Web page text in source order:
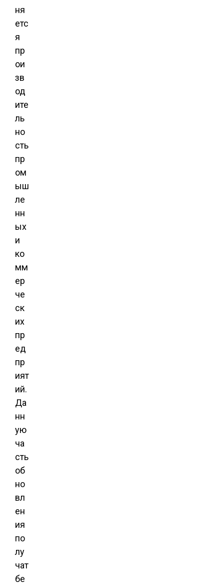
ня
етс
я
пр
ои
зв
од
ите
ль
но
сть
пр
ом
ыш
ле
нн
ых
и
ко
мм
ер
че
ск
их
пр
ед
пр
ият
ий.
Да
нн
ую
ча
сть
об
но
вл
ен
ия
по
лу
чат
бе